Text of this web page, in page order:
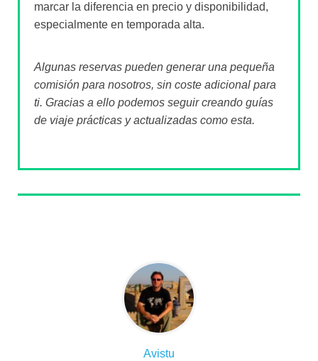
marcar la diferencia en precio y disponibilidad,
especialmente en temporada alta.
Algunas reservas pueden generar una pequeña
comisión para nosotros, sin coste adicional para
ti. Gracias a ello podemos seguir creando guías
de viaje prácticas y actualizadas como esta.
Avistu